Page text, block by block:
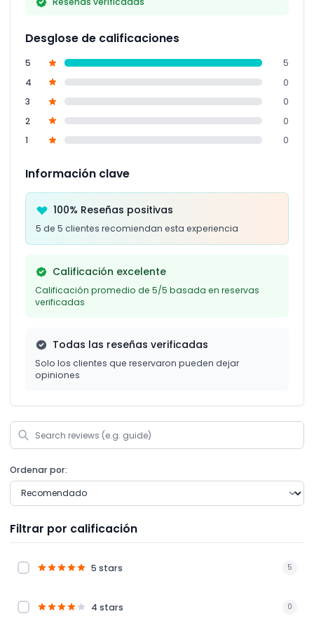
Desglose de calificaciones
5
5
4
0
3
0
2
0
1
0
Información clave
100% Reseñas positivas
5 de 5 clientes recomiendan esta experiencia
Calificación excelente
Calificación promedio de 5/5 basada en reservas
verificadas
Todas las reseñas verificadas
Solo los clientes que reservaron pueden dejar
opiniones
Ordenar por:
Filtrar por calificación
5 stars 5
4 stars 0